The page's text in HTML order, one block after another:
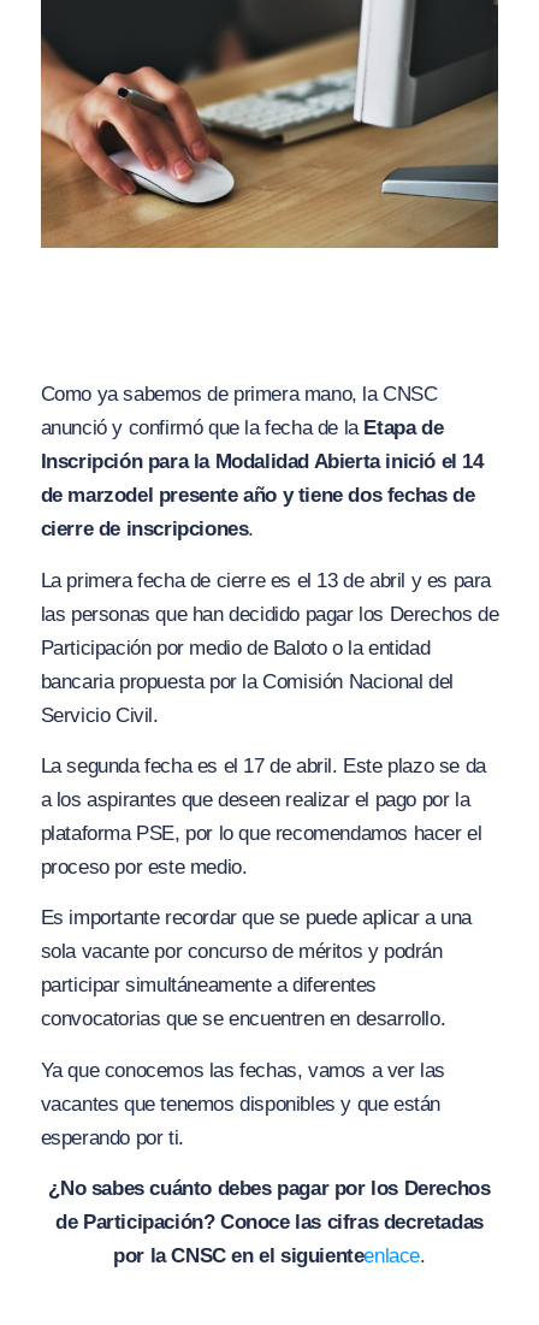
Como ya sabemos de primera mano, la CNSC
anunció y confirmó que la fecha de la Etapa de
Inscripción para la Modalidad Abierta inició el 14
de marzodel presente año y tiene dos fechas de
cierre de inscripciones.
La primera fecha de cierre es el 13 de abril y es para
las personas que han decidido pagar los Derechos de
Participación por medio de Baloto o la entidad
bancaria propuesta por la Comisión Nacional del
Servicio Civil.
La segunda fecha es el 17 de abril. Este plazo se da
a los aspirantes que deseen realizar el pago por la
plataforma PSE, por lo que recomendamos hacer el
proceso por este medio.
Es importante recordar que se puede aplicar a una
sola vacante por concurso de méritos y podrán
participar simultáneamente a diferentes
convocatorias que se encuentren en desarrollo.
Ya que conocemos las fechas, vamos a ver las
vacantes que tenemos disponibles y que están
esperando por ti.
¿No sabes cuánto debes pagar por los Derechos
de Participación? Conoce las cifras decretadas
por la CNSC en el siguienteenlace.